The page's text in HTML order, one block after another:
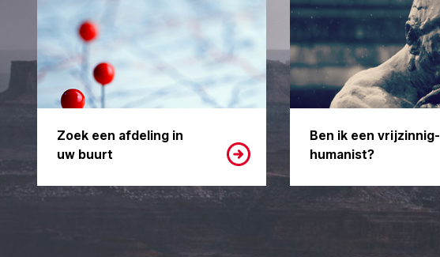
Zoek een afdeling in
uw buurt
Ben ik een vrijzinnig-
humanist?